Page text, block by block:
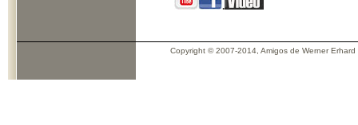
.
Copyright © 2007-2014, Amigos de Werner Erhard